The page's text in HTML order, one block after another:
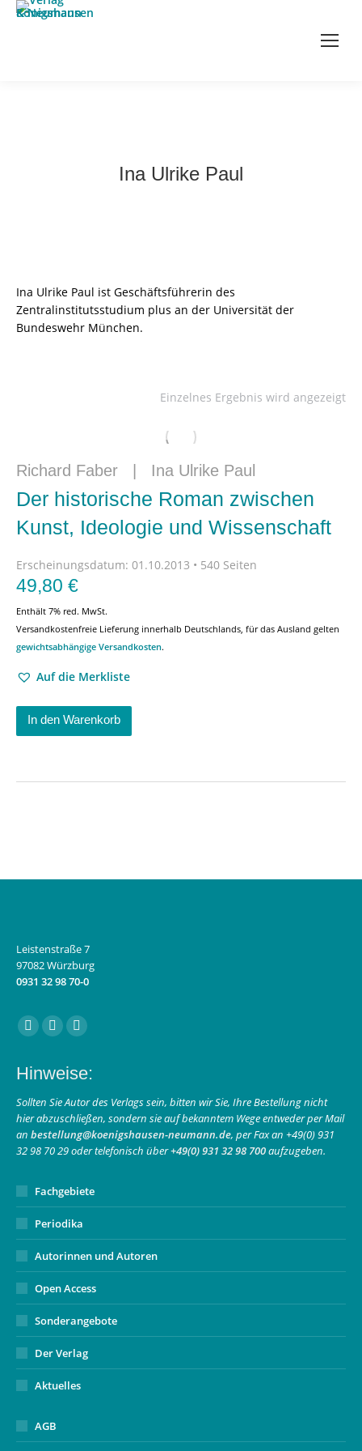
Ina Ulrike Paul
Ina Ulrike Paul ist Geschäftsführerin des
Zentralinstitutsstudium plus an der Universität der
Bundeswehr München.
Einzelnes Ergebnis wird angezeigt
Richard Faber Ina Ulrike Paul
Der historische Roman zwischen
Kunst, Ideologie und Wissenschaft
Erscheinungsdatum: 01.10.2013 • 540 Seiten
49,80 €
Enthält 7% red. MwSt.
Versandkostenfreie Lieferung innerhalb Deutschlands, für das Ausland gelten
gewichtsabhängige Versandkosten.
Auf die Merkliste
In den Warenkorb
Leistenstraße 7
97082 Würzburg
0931 32 98 70-0
Finden Sie uns auf:
Facebook
opens
in
new
window
Instagram
opens
in
new
window
E-
page
opens
in
new
window
Hinweise:
Sollten Sie Autor des Verlags sein, bitten wir Sie, Ihre Bestellung nicht
hier abzuschließen, sondern sie auf bekanntem Wege entweder per Mail
an bestellung@koenigshausen-neumann.de, per Fax an +49(0) 931
32 98 70 29 oder telefonisch über+49(0) 931 32 98 700aufzugeben.
Fachgebiete
Periodika
Autorinnen und Autoren
Open Access
Sonderangebote
Der Verlag
Aktuelles
AGB